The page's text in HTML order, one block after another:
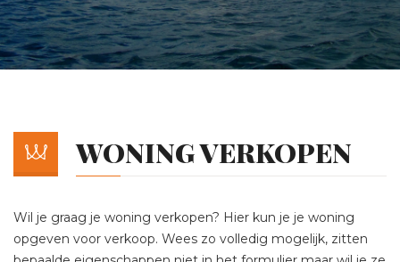
WONING VERKOPEN
Wil je graag je woning verkopen? Hier kun je je woning
opgeven voor verkoop. Wees zo volledig mogelijk, zitten